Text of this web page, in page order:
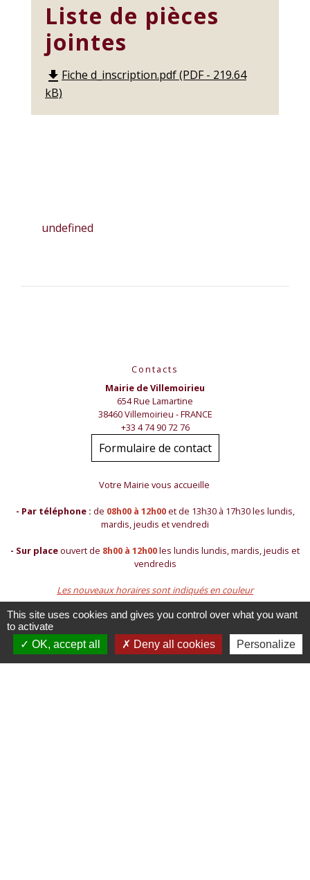
Liste de pièces
jointes
file_download Fiche d_inscription.pdf (PDF - 219.64
kB)
undefined
Contacts
Mairie de Villemoirieu
654 Rue Lamartine
38460 Villemoirieu - FRANCE
+33 4 74 90 72 76
Formulaire de contact
Votre Mairie vous accueille
- Par téléphone : de 08h00 à 12h00et de 13h30 à 17h30 les lundis,
mardis, jeudis et vendredi
- Sur placeouvert de 8h00 à 12h00les lundis lundis, mardis, jeudis et
vendredis
Les nouveaux horaires sont indiqués en couleur
- Contact par mail :
This site uses cookies and gives you control over what you want
to activate
OK, accept all
Deny all cookies Personalize